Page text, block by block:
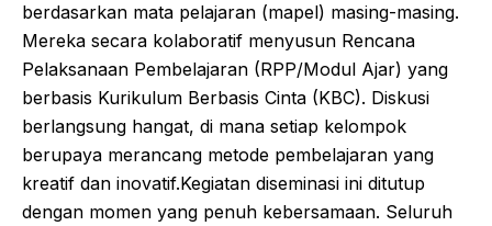
berdasarkan mata pelajaran (mapel) masing-masing.
Mereka secara kolaboratif menyusun Rencana
Pelaksanaan Pembelajaran (RPP/Modul Ajar) yang
berbasis Kurikulum Berbasis Cinta (KBC). Diskusi
berlangsung hangat, di mana setiap kelompok
berupaya merancang metode pembelajaran yang
kreatif dan inovatif.Kegiatan diseminasi ini ditutup
dengan momen yang penuh kebersamaan. Seluruh